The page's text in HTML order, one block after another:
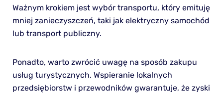
Ważnym krokiem jest wybór transportu, który emituję
mniej zanieczyszczeń, taki jak elektryczny samochód
lub transport publiczny.
Ponadto, warto zwrócić uwagę na sposób zakupu
usług turystycznych. Wspieranie lokalnych
przedsiębiorstw i przewodników gwarantuje, że zyski